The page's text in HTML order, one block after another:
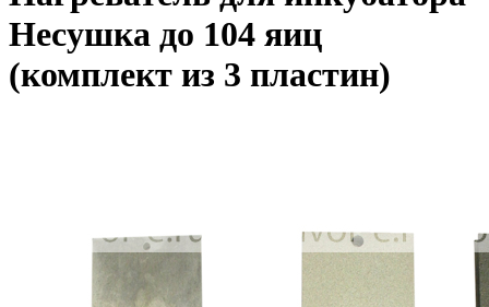
Несушка до 104 яиц
(комплект из 3 пластин)